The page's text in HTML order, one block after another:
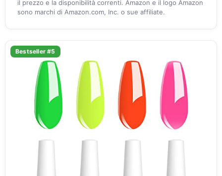
il prezzo e la disponibilità correnti. Amazon e il logo Amazon
sono marchi di Amazon.com, Inc. o sue affiliate.
Bestseller #5